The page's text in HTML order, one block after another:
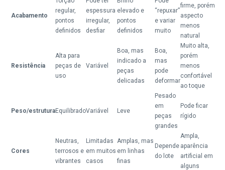
Acabamento
regular,
pontos
definidos
espessura
irregular,
desfiar
elevado e
pontos
definidos
“repuxar”
e variar
muito
firme, porém
aspecto
menos
natural
Resistência
Alta para
peças de
uso
Variável
Boa, mas
indicado a
peças
delicadas
Boa,
mas
pode
deformar
Muito alta,
porém
menos
confortável
ao toque
Peso/estruturaEquilibradoVariável Leve
Pesado
em
peças
grandes
Pode ficar
rígido
Cores
Neutras,
terrosos e
vibrantes
Limitadas
em muitos
casos
Amplas, mas
em linhas
finas
Depende
do lote
Ampla,
aparência
artificial em
alguns